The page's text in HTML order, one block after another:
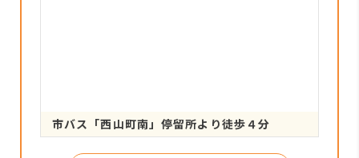
市バス「西山町南」停留所より徒歩４分